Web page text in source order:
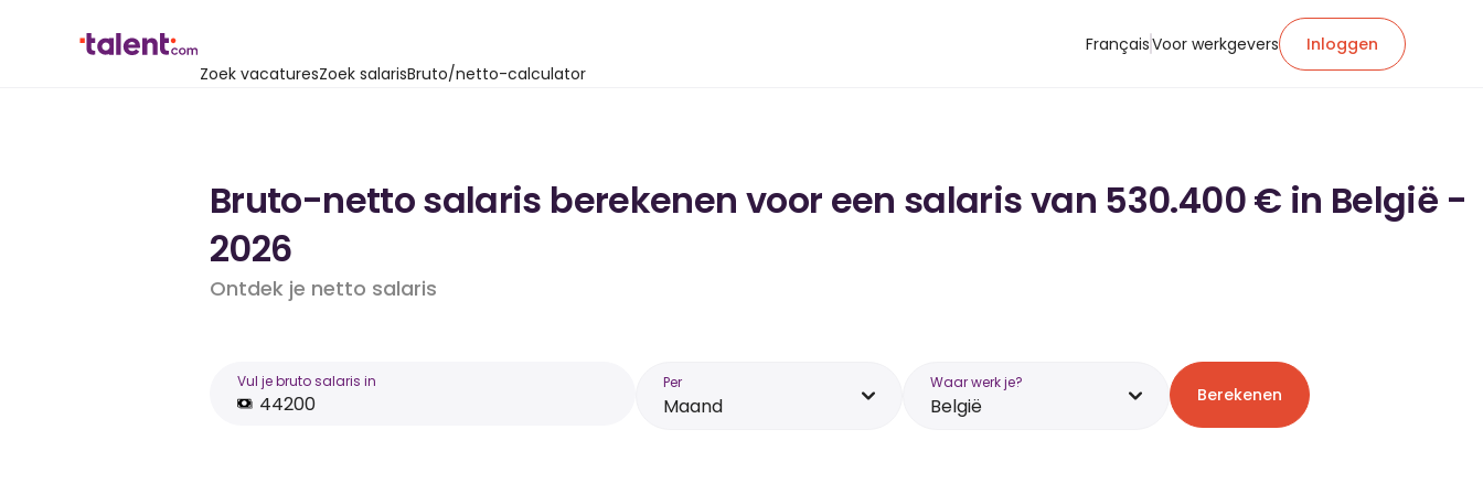
Zoek vacaturesZoek salarisBruto/netto-calculator
FrançaisVoor werkgevers Inloggen
Bruto-netto salaris berekenen voor een salaris van 530.400 € in België -
2026
Ontdek je netto salaris
Vul je bruto salaris in Per
Maand
Waar werk je?
België Berekenen